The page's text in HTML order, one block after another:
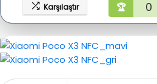
Karşılaştır 🏆 0